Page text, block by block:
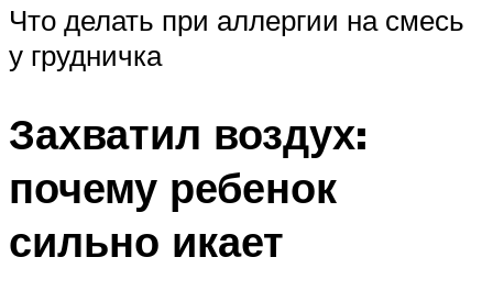
Что делать при аллергии на смесь
у грудничка
Захватил воздух:
почему ребенок
сильно икает